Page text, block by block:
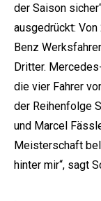
der Saison
ausgedrückt:
Benz
Dritter.
die vier Fahrer
der Reihenfolge
und Marcel
Meisterschaft
hinter mir“, sagt